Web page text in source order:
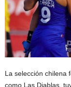
La selección chilena
como Las Diablas,